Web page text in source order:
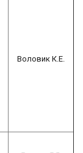
Воловик К.Е.